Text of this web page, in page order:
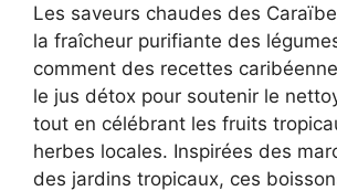
Les saveurs chaudes des
la fraîcheur purifiante des
comment des recettes
le jus détox pour soutenir le
tout en célébrant les fruits
herbes locales. Inspirées des
des jardins tropicaux, ces